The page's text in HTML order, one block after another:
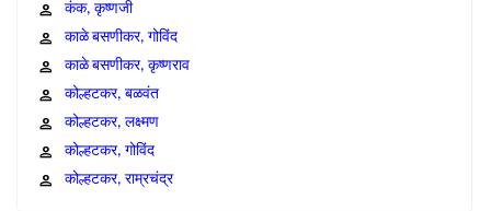
कंक, कृष्णजी
काळे बसणीकर, गोविंद
काळे बसणीकर, कृष्णराव
कोल्हटकर, बळवंत
कोल्हटकर, लक्ष्मण
कोल्हटकर, गोविंद
कोल्हटकर, राम्रचंद्र